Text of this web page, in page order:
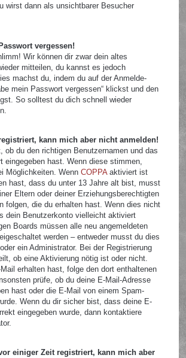
wirst dann als unsichtbarer Besucher
vergessen!
Wir können dir zwar dein altes
mitteilen, du kannst es jedoch
machst du, indem du auf der Anmelde-
mein Passwort vergessen“ klickst und den
So solltest du dich schnell wieder
kann mich aber nicht anmelden!
ob du den richtigen Benutzernamen und das
eingegeben hast. Wenn diese stimmen,
Möglichkeiten. WennCOPPAaktiviert ist
hast, dass du unter 13 Jahre alt bist, musst
Eltern oder deiner Erziehungsberechtigten
folgen, die du erhalten hast. Wenn dies nicht
dein Benutzerkonto vielleicht aktiviert
Boards müssen alle neu angemeldeten
werden – entweder musst du dies
ein Administrator. Bei der Registrierung
ob eine Aktivierung nötig ist oder nicht.
erhalten hast, folge den dort enthaltenen
prüfe, ob du deine E-Mail-Adresse
hast oder die E-Mail von einem Spam-
Wenn du dir sicher bist, dass deine E-
eingegeben wurde, dann kontaktiere
einiger Zeit registriert, kann mich aber